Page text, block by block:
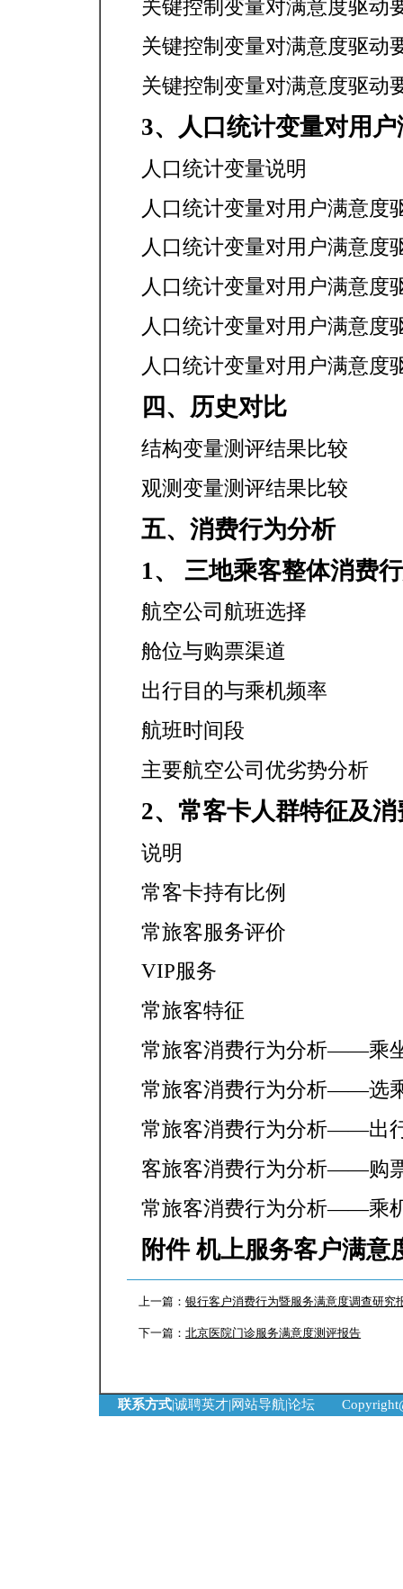
关键控制变量对满意度驱
关键控制变量对满意度驱
关键控制变量对满意度驱
3、人口统计变量对用
人口统计变量说明
人口统计变量对用户满意
人口统计变量对用户满意
人口统计变量对用户满意
人口统计变量对用户满意
人口统计变量对用户满意
四、历史对比
结构变量测评结果比较
观测变量测评结果比较
五、消费行为分析
1、 三地乘客整体消费
航空公司航班选择
舱位与购票渠道
出行目的与乘机频率
航班时间段
主要航空公司优劣势分析
2、常客卡人群特征及
说明
常客卡持有比例
常旅客服务评价
VIP服务
常旅客特征
常旅客消费行为分析——乘
常旅客消费行为分析——选
常旅客消费行为分析——出
客旅客消费行为分析——购
常旅客消费行为分析——乘
附件 机上服务客户满意
上一篇：银行客户消费行为暨服务满意度调查研究
下一篇：北京医院门诊服务满意度测评报告
联系方式|诚聘英才|网站导航|论坛